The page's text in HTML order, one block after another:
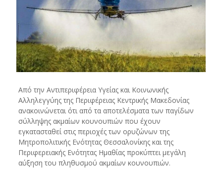
Από την Αντιπεριφέρεια Υγείας και Κοινωνικής
Αλληλεγγύης της Περιφέρειας Κεντρικής Μακεδονίας
ανακοινώνεται ότι από τα αποτελέσματα των παγίδων
σύλληψης ακμαίων κουνουπιών που έχουν
εγκατασταθεί στις περιοχές των ορυζώνων της
Μητροπολιτικής Ενότητας Θεσσαλονίκης και της
Περιφερειακής Ενότητας Ημαθίας προκύπτει μεγάλη
αύξηση του πληθυσμού ακμαίων κουνουπιών.